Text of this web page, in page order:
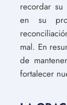
recordar su
en su
mal. En
de
fortalecer